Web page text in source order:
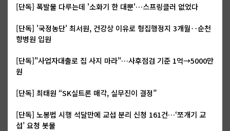
[단독] 폭발물 다루는데 '소화기 한 대뿐'…스프링클러 없었다
[단독] '국정농단' 최서원, 건강상 이유로 형집행정지 3개월‥순천
향병원 입원
[단독]"사업자대출로 집 사지 마라"…사후점검 기준 1억→5000만
원
[단독] 최태원 “SK실트론 매각, 실무진이 결정”
[단독] 노봉법 시행 석달만에 교섭 분리 신청 161건…‘쪼개기 교
섭’ 요청 봇물